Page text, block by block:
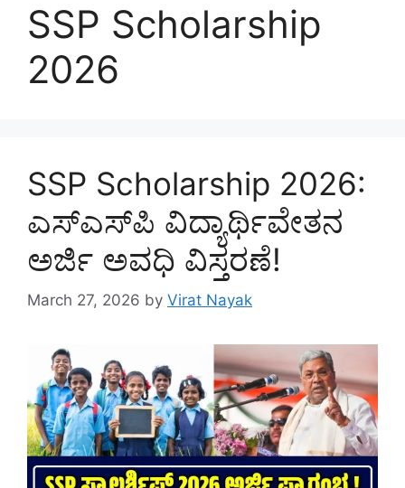
SSP Scholarship
2026
SSP Scholarship 2026:
ಎಸ್‌ಎಸ್‌ಪಿ ವಿದ್ಯಾರ್ಥಿವೇತನ
ಅರ್ಜಿ ಅವಧಿ ವಿಸ್ತರಣೆ!
March 27, 2026 by Virat Nayak